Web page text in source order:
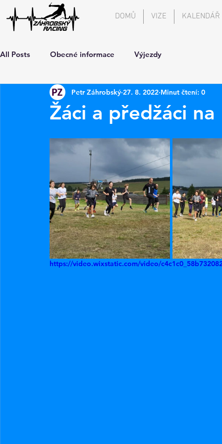
DOMŮ VIZE KALENDÁŘ
All Posts Obecné informace Výjezdy
Žáci a předžáci na
Petr Záhrobský 27. 8. 2022 Minut čtení: 0
https://video.wixstatic.com/video/